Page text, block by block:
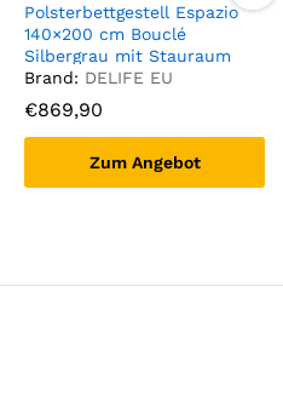
Polsterbettgestell Espazio
140×200 cm Bouclé
Silbergrau mit Stauraum
Brand: DELIFE EU
€869,90
Zum Angebot